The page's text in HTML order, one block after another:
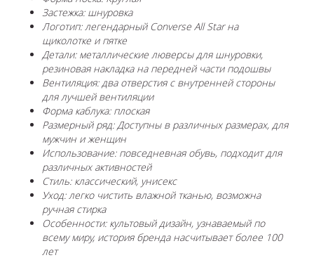
Застежка: шнуровка
Логотип: легендарный Converse All Star на
щиколотке и пятке
Детали: металлические люверсы для шнуровки,
резиновая накладка на передней части подошвы
Вентиляция: два отверстия с внутренней стороны
для лучшей вентиляции
Форма каблука: плоская
Размерный ряд: Доступны в различных размерах, для
мужчин и женщин
Использование: повседневная обувь, подходит для
различных активностей
Стиль: классический, унисекс
Уход: легко чистить влажной тканью, возможна
ручная стирка
Особенности: культовый дизайн, узнаваемый по
всему миру, история бренда насчитывает более 100
лет